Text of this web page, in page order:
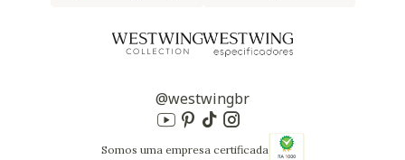
@westwingbr
Somos uma empresa certificada